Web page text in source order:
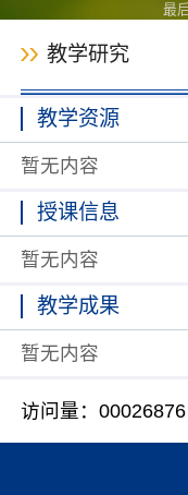
最
教学研究
教学资源
暂无内容
授课信息
暂无内容
教学成果
暂无内容
访问量：00026876